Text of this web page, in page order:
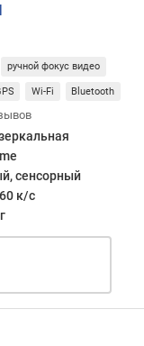
ручной фокус видео
Wi-Fi Bluetooth
сенсорный
к/с